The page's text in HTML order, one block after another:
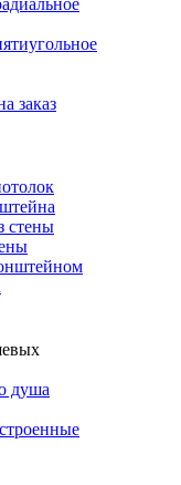
заказ
стены
душа